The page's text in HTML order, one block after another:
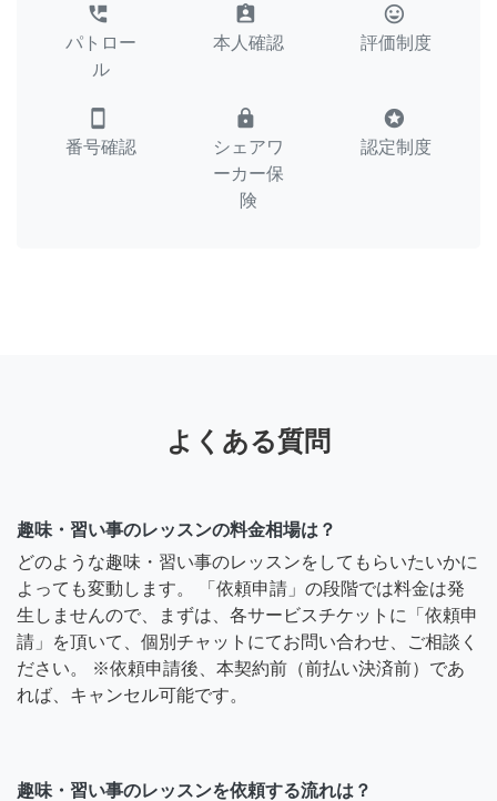
perm_phone_msg
パトロー
ル
assignment_ind
本人確認
tag_faces
評価制度
smartphone
番号確認
lock
シェアワ
ーカー保
険
stars
認定制度
よくある質問
趣味・習い事のレッスンの料金相場は？
どのような趣味・習い事のレッスンをしてもらいたいかに
よっても変動します。 「依頼申請」の段階では料金は発
生しませんので、まずは、各サービスチケットに「依頼申
請」を頂いて、個別チャットにてお問い合わせ、ご相談く
ださい。 ※依頼申請後、本契約前（前払い決済前）であ
れば、キャンセル可能です。
趣味・習い事のレッスンを依頼する流れは？